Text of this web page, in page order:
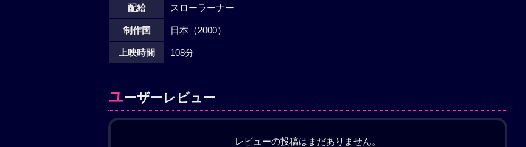
配給 スローラーナー
制作国 日本（2000）
上映時間 108分
ユーザーレビュー
レビューの投稿はまだありません。